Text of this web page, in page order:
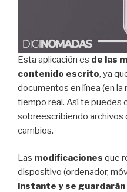
Esta aplicación es de las
contenido escrito, ya
documentos en línea (en la
tiempo real. Así te puedes
sobreescribiendo archivos
cambios.
Las modificaciones que
dispositivo (ordenador,
instante y se guardarán